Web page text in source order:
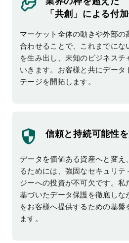
「共創」による付
マーケット全体の動きや外部の
合わせることで、これまでにな
を生み出し、未知のビジネスチ
いきます。お客様と共にデータ
テージを開拓します。
信頼と持続可能性
データを価値ある資産へと変え
るためには、強固なセキュリテ
ジーへの投資が不可欠です。私
基づいたデータ保護を徹底しな
をお客様へ提供するための基盤
ます。